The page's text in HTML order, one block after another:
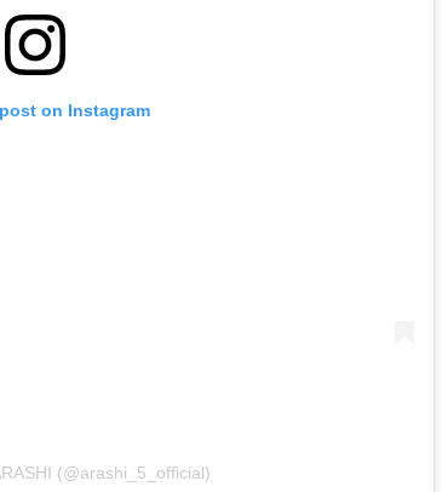
on Instagram
(@arashi_5_official)